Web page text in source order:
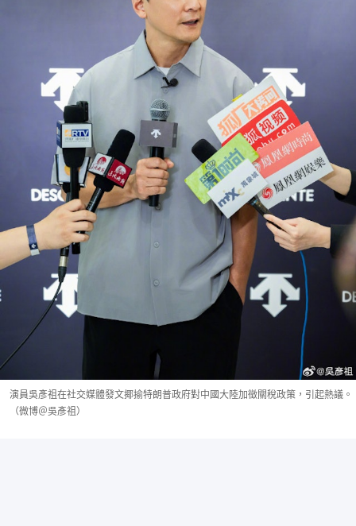
演員吳彥祖在社交媒體發文揶揄特朗普政府對中國大陸加徵關稅政策，引起熱議。
（微博＠吳彥祖）